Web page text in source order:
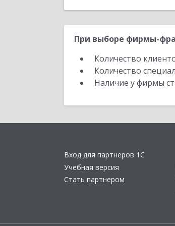
При выборе фирмы-
Количество
Количество
Наличие у фирмы
Вход для партнеров 1С
Учебная версия
Стать партнером